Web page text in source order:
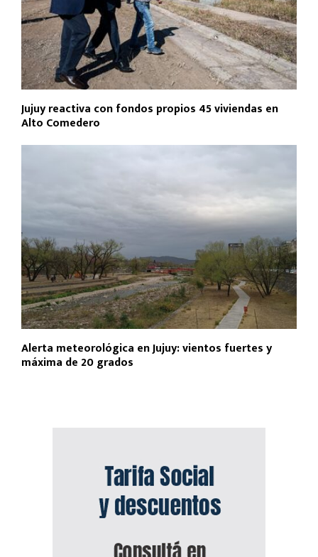
Jujuy reactiva con fondos propios 45 viviendas en
Alto Comedero
Alerta meteorológica en Jujuy: vientos fuertes y
máxima de 20 grados